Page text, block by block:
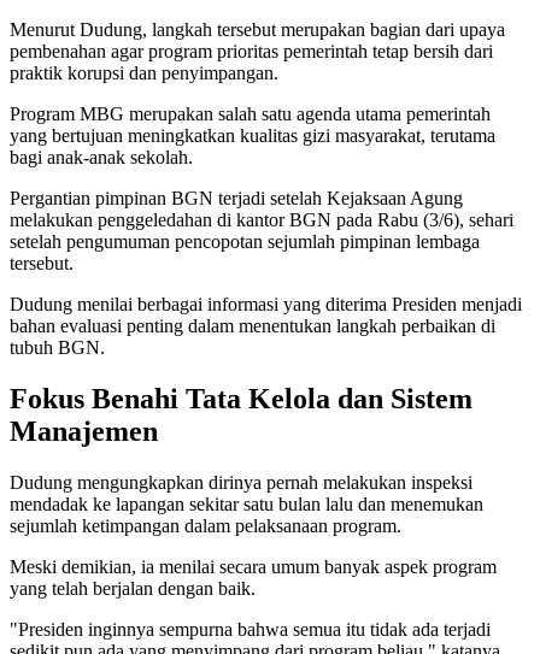
Menurut Dudung, langkah tersebut merupakan bagian dari upaya
pembenahan agar program prioritas pemerintah tetap bersih dari
praktik korupsi dan penyimpangan.
Program MBG merupakan salah satu agenda utama pemerintah
yang bertujuan meningkatkan kualitas gizi masyarakat, terutama
bagi anak-anak sekolah.
Pergantian pimpinan BGN terjadi setelah Kejaksaan Agung
melakukan penggeledahan di kantor BGN pada Rabu (3/6), sehari
setelah pengumuman pencopotan sejumlah pimpinan lembaga
tersebut.
Dudung menilai berbagai informasi yang diterima Presiden menjadi
bahan evaluasi penting dalam menentukan langkah perbaikan di
tubuh BGN.
Fokus Benahi Tata Kelola dan Sistem
Manajemen
Dudung mengungkapkan dirinya pernah melakukan inspeksi
mendadak ke lapangan sekitar satu bulan lalu dan menemukan
sejumlah ketimpangan dalam pelaksanaan program.
Meski demikian, ia menilai secara umum banyak aspek program
yang telah berjalan dengan baik.
"Presiden inginnya sempurna bahwa semua itu tidak ada terjadi